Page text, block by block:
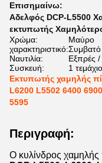
Επισημαίνω:
Αδελφός DCP-L5500
εκτυπωτής
Χρώμα:
Μαύρο
χαρακτηριστικό:
Ναυτιλία:
Εξπρές
Συσκευή:
1
Εκτυπωτής χαμηλής
L6200 L5502 6400
5595
Περιγραφή:
Ο κυλίνδρος χαμηλής